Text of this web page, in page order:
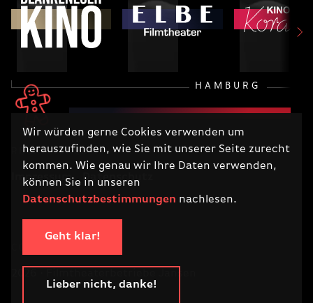
Wir würden gerne Cookies verwenden um
herauszufinden, wie Sie mit unserer Seite zurecht
kommen. Wie genau wir Ihre Daten verwenden,
können Sie in unseren
Datenschutzbestimmungen nachlesen.
Geht klar!
Lieber nicht, danke!
HAMBURG
RECHTLICHES
Impressum Datenschutz